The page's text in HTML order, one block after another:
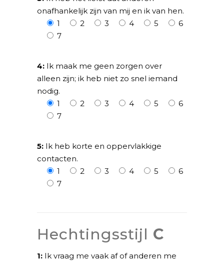
onafhankelijk zijn van mij en ik van hen.
1
2 3 4 5
6
7
4: Ik maak me geen zorgen over
alleen zijn; ik heb niet zo snel iemand
nodig.
1
2 3 4 5
6
7
5: Ik heb korte en oppervlakkige
contacten.
1
2 3 4 5
6
7
Hechtingsstijl C
1: Ik vraag me vaak af of anderen me